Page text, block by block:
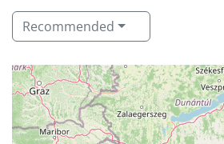
Recommended